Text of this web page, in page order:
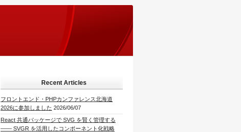
Recent Articles
フロントエンド・PHPカンファレンス北海道
2026に参加しました 2026/06/07
React 共通パッケージで SVG を賢く管理する
—— SVGR を活用したコンポーネント化戦略